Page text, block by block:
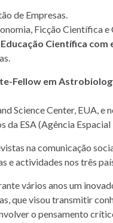
de Empresas.
Ficção Científica
Científica
Fellow em
Science Center, EUA,
da ESA (Agência
na comunicação
e actividades nos três
vários anos um
que visou transmitir
o pensamento